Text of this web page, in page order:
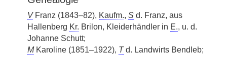
VFranz (1843–82), Kaufm., S d. Franz, aus
Hallenberg Kr. Brilon, Kleiderhändler in E., u. d.
Johanne Schutt;
MKaroline (1851–1922), Td. Landwirts Bendleb;